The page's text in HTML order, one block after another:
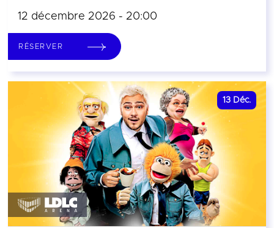
12 décembre 2026 - 20:00
RÉSERVER
13 Déc.